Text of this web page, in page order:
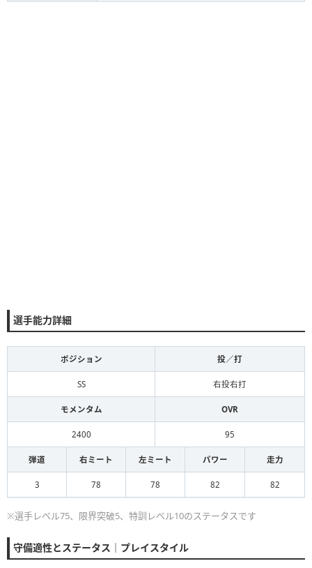
選手能力詳細
ポジション 投／打
SS 右投右打
モメンタム OVR
2400 95
弾道 右ミート 左ミート パワー 走力
3 78 78 82 82
※選手レベル75、限界突破5、特訓レベル10のステータスです
守備適性とステータス｜プレイスタイル